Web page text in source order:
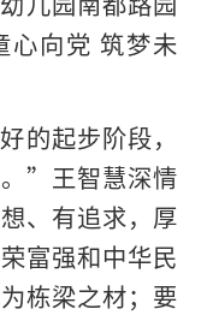
向党 筑梦未
的起步阶段，
”王智慧深情
、有追求，厚
富强和中华民
栋梁之材；要